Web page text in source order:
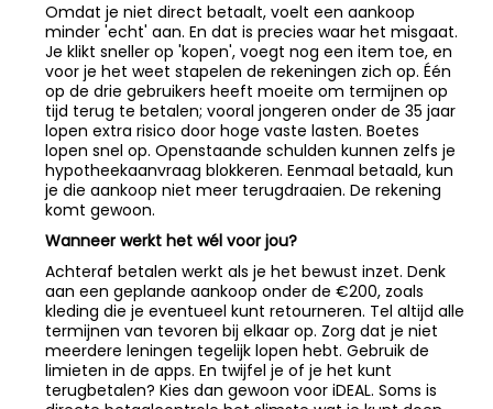
Omdat je niet direct betaalt, voelt een aankoop
minder 'echt' aan. En dat is precies waar het misgaat.
Je klikt sneller op 'kopen', voegt nog een item toe, en
voor je het weet stapelen de rekeningen zich op. Één
op de drie gebruikers heeft moeite om termijnen op
tijd terug te betalen; vooral jongeren onder de 35 jaar
lopen extra risico door hoge vaste lasten. Boetes
lopen snel op. Openstaande schulden kunnen zelfs je
hypotheekaanvraag blokkeren. Eenmaal betaald, kun
je die aankoop niet meer terugdraaien. De rekening
komt gewoon.
Wanneer werkt het wél voor jou?
Achteraf betalen werkt als je het bewust inzet. Denk
aan een geplande aankoop onder de €200, zoals
kleding die je eventueel kunt retourneren. Tel altijd alle
termijnen van tevoren bij elkaar op. Zorg dat je niet
meerdere leningen tegelijk lopen hebt. Gebruik de
limieten in de apps. En twijfel je of je het kunt
terugbetalen? Kies dan gewoon voor iDEAL. Soms is